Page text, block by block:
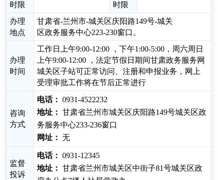
时限
时限
办理
地点
甘肃省-兰州市-城关区庆阳路149号-城关
区政务服务中心223-230窗口。
办理
时间
工作日上午9:00-12:00 ，下午1:00-5:00，周六周日
上午9:00-12:00 ，法定节假日期间甘肃政务服务网
城关区子站可正常访问、注册和申报业务，网上
受理审批工作将在节后正常进行
咨询
方式
电话： 0931-4522232
地址： 甘肃省兰州市城关区庆阳路149号城关区政
务服务中心233-236窗口
网址： 无
监督
投诉
电话： 0931-12345
地址： 甘肃省兰州市城关区中街子81号城关区政